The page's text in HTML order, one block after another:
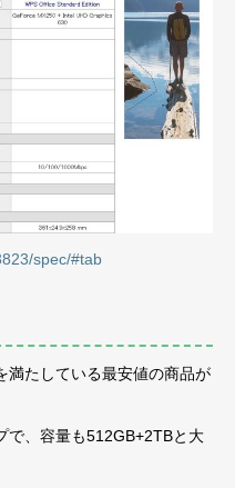
spec/#tab
満たしている最安値の商品が
で、容量も512GB+2TBと大